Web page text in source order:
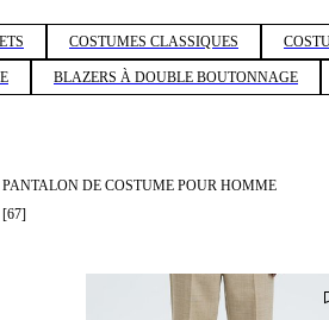
COSTUMES CLASSIQUES
BLAZERS À DOUBLE BOUTONNAGE
PANTALON DE COSTUME POUR HOMME
[67]